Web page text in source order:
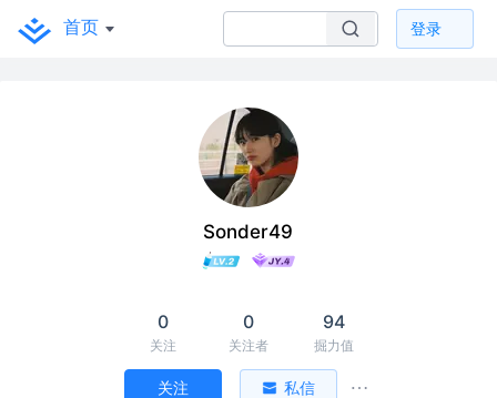
首页 登录
Sonder49
0
关注
0
关注者
94
掘力值
关注 私信